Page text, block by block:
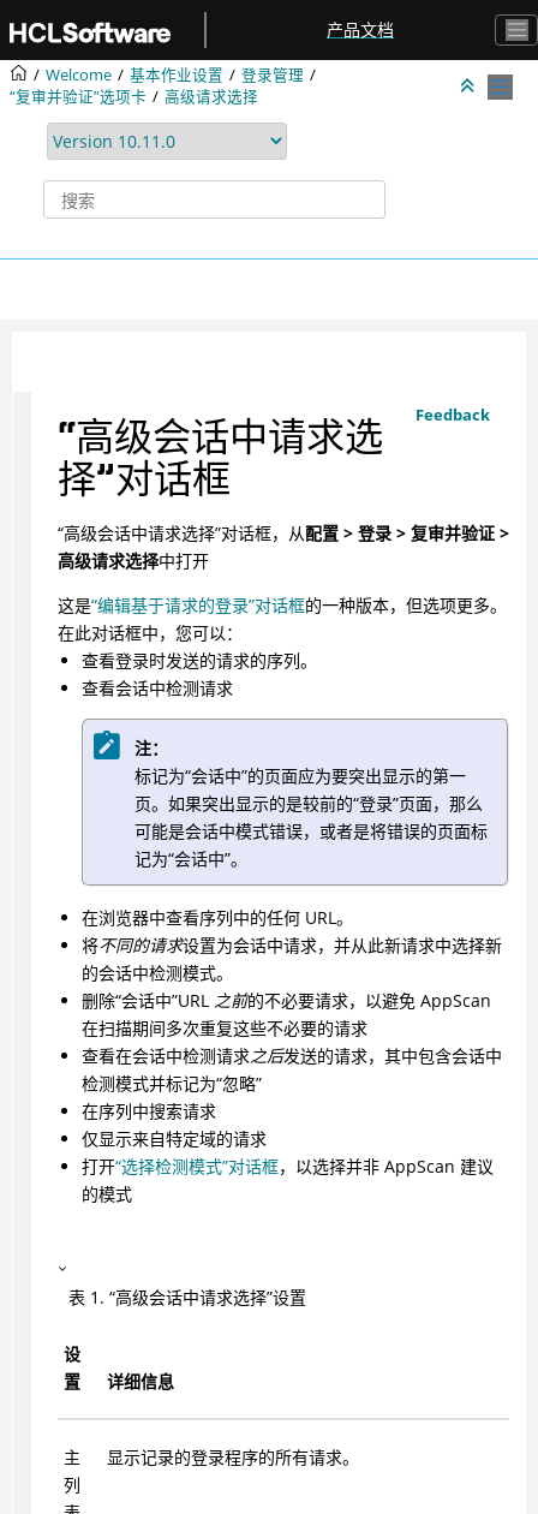
产品文档
Welcome 基本作业设置
登录管理
“复审并验证”选项卡
高级请求选择
Feedback
“高级会话中请求选
择”对话框
“高级会话中请求选择”对话框，从配置 > 登录 > 复审并验证 >
高级请求选择中打开
这是“编辑基于请求的登录”对话框的一种版本，但选项更多。
在此对话框中，您可以：
查看登录时发送的请求的序列。
查看会话中检测请求
注：
标记为“会话中”的页面应为要突出显示的第一
页。如果突出显示的是较前的“登录”页面，那么
可能是会话中模式错误，或者是将错误的页面标
记为“会话中”。
在浏览器中查看序列中的任何 URL。
将不同的请求设置为会话中请求，并从此新请求中选择新
的会话中检测模式。
删除“会话中”URL 之前的不必要请求，以避免 AppScan
在扫描期间多次重复这些不必要的请求
查看在会话中检测请求之后发送的请求，其中包含会话中
检测模式并标记为“忽略”
在序列中搜索请求
仅显示来自特定域的请求
打开“选择检测模式”对话框，以选择并非 AppScan 建议
的模式
表 1 .“高级会话中请求选择”设置
设
置
详细信息
主
列
显示记录的登录程序的所有请求。